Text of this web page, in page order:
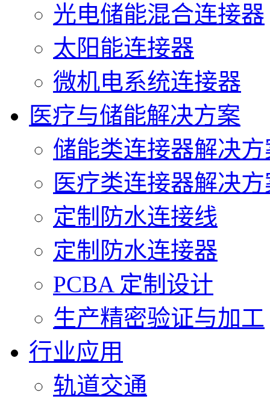
光电储能混合连接器
太阳能连接器
微机电系统连接器
医疗与储能解决方案
储能类连接器解决方
医疗类连接器解决
定制防水连接线
定制防水连接器
PCBA 定制设计
生产精密验证与加工
行业应用
轨道交通